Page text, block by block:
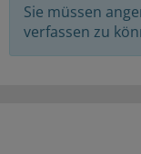
Sie müssen
verfassen zu